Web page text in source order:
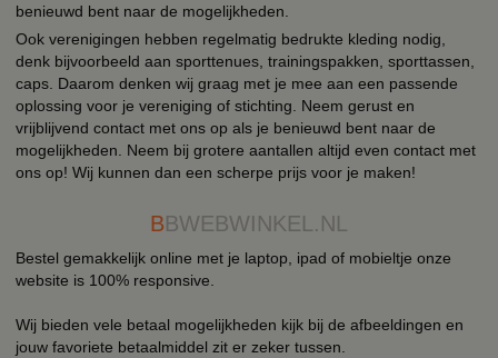
benieuwd bent naar de mogelijkheden.
Ook verenigingen hebben regelmatig bedrukte kleding nodig,
denk bijvoorbeeld aan sporttenues, trainingspakken, sporttassen,
caps. Daarom denken wij graag met je mee aan een passende
oplossing voor je vereniging of stichting. Neem gerust en
vrijblijvend contact met ons op als je benieuwd bent naar de
mogelijkheden. Neem bij grotere aantallen altijd even contact met
ons op! Wij kunnen dan een scherpe prijs voor je maken!
BBWEBWINKEL.NL
Bestel gemakkelijk online met je laptop, ipad of mobieltje onze
website is 100% responsive.
Wij bieden vele betaal mogelijkheden kijk bij de afbeeldingen en
jouw favoriete betaalmiddel zit er zeker tussen.